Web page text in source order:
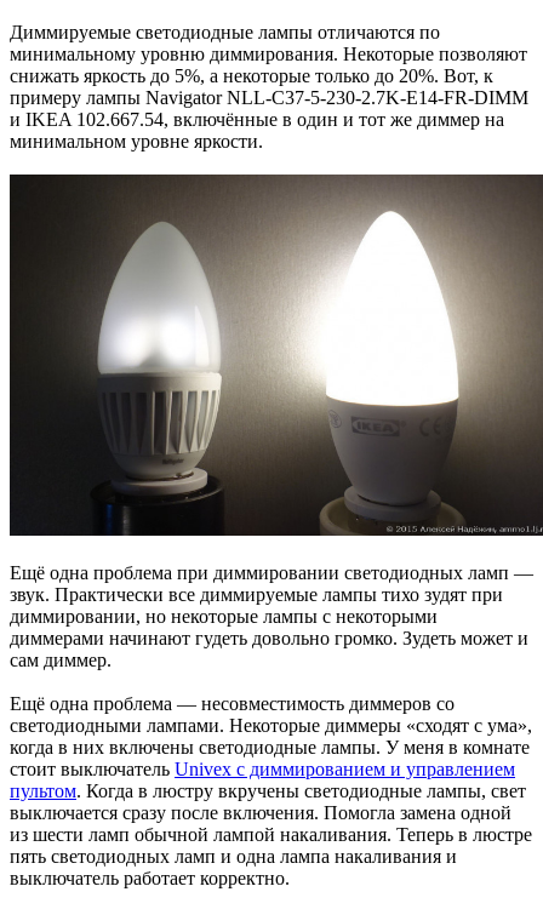
Диммируемые светодиодные лампы отличаются по
минимальному уровню диммирования. Некоторые позволяют
снижать яркость до 5%, а некоторые только до 20%. Вот, к
примеру лампы Navigator NLL-C37-5-230-2.7K-E14-FR-DIMM
и IKEA 102.667.54, включённые в один и тот же диммер на
минимальном уровне яркости.
Ещё одна проблема при диммировании светодиодных ламп —
звук. Практически все диммируемые лампы тихо зудят при
диммировании, но некоторые лампы с некоторыми
диммерами начинают гудеть довольно громко. Зудеть может и
сам диммер.
Ещё одна проблема — несовместимость диммеров со
светодиодными лампами. Некоторые диммеры «сходят с ума»,
когда в них включены светодиодные лампы. У меня в комнате
стоит выключатель Univex с диммированием и управлением
пультом. Когда в люстру вкручены светодиодные лампы, свет
выключается сразу после включения. Помогла замена одной
из шести ламп обычной лампой накаливания. Теперь в люстре
пять светодиодных ламп и одна лампа накаливания и
выключатель работает корректно.